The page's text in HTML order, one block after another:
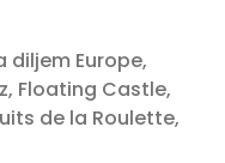
Europe,
Floating Castle,
de la Roulette,